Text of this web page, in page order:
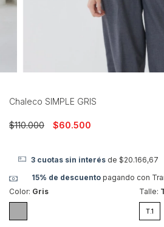
Chaleco SIMPLE GRIS
$110.000 $60.500
3cuotas sin interésde $20.166,67
15% de descuentopagando con
Color: Gris Talle:
T.1